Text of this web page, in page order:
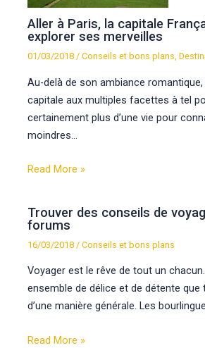
Aller à Paris, la capitale
explorer ses merveilles
01/03/2018/Conseils et bons plans,
Au-delà de son ambiance
capitale aux multiples facettes à tel
certainement plus d’une vie pour
moindres…
Read More »
Trouver des conseils de
forums
16/03/2018 /Conseils et bons plans
Voyager est le rêve de tout un chacun.
ensemble de délice et de détente
d’une manière générale. Les
Read More »